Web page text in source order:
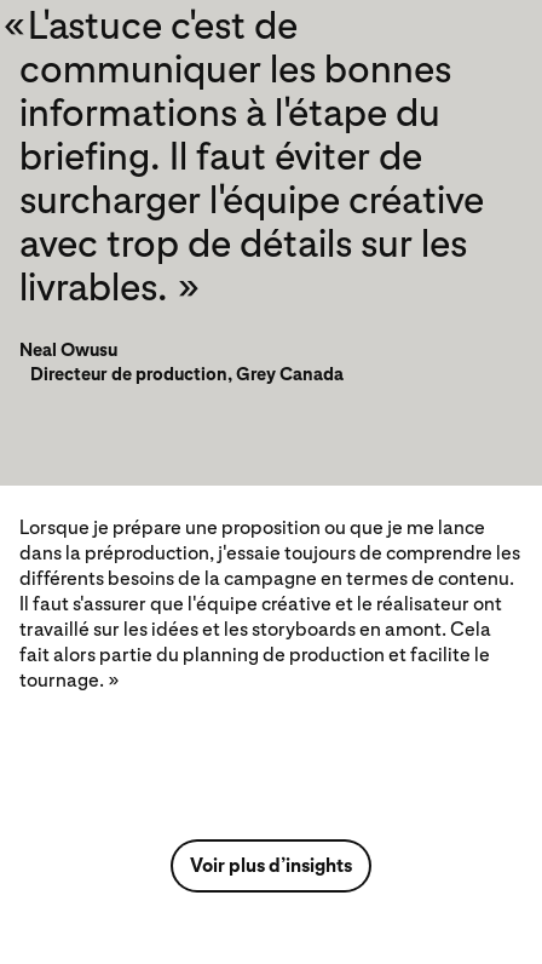
«L'astuce c'est de
communiquer les bonnes
informations à l'étape du
briefing. Il faut éviter de
surcharger l'équipe créative
avec trop de détails sur les
livrables. »
Neal Owusu
Directeur de production, Grey Canada
Lorsque je prépare une proposition ou que je me lance
dans la préproduction, j'essaie toujours de comprendre les
différents besoins de la campagne en termes de contenu.
Il faut s'assurer que l'équipe créative et le réalisateur ont
travaillé sur les idées et les storyboards en amont. Cela
fait alors partie du planning de production et facilite le
tournage. »
Voir plus d’insights